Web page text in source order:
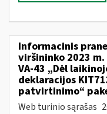
Informacinis
viršininko 2023 m.
VA-43 „Dėl
deklaracijos
patvirtinimo“
Web turinio sąrašas